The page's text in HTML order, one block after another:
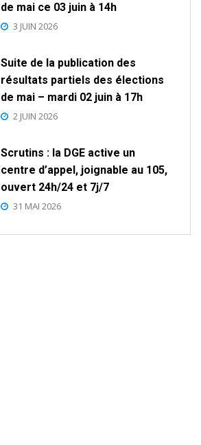
de mai ce 03 juin à 14h
3 JUIN 2026
Suite de la publication des
résultats partiels des élections
de mai – mardi 02 juin à 17h
2 JUIN 2026
Scrutins : la DGE active un
centre d’appel, joignable au 105,
ouvert 24h/24 et 7j/7
31 MAI 2026